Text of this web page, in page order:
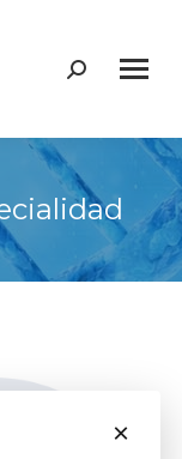
Buscar:
×